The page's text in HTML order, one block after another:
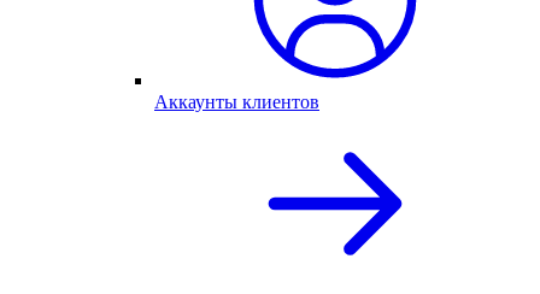
Аккаунты клиентов